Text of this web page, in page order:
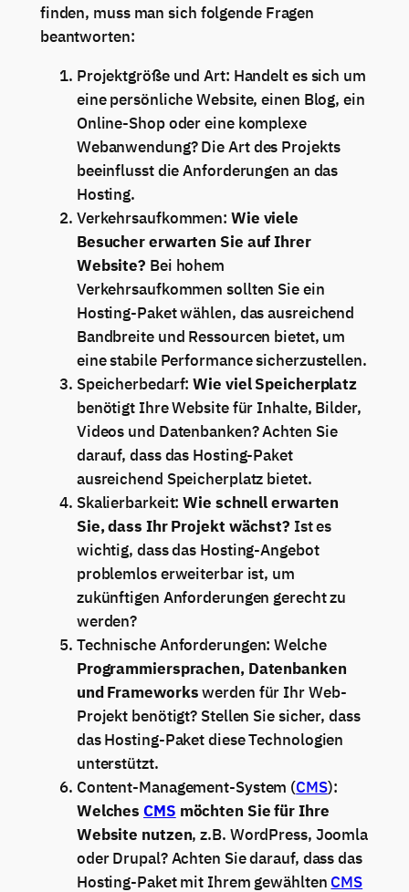
finden, muss man sich folgende Fragen
beantworten:
Projektgröße und Art: Handelt es sich um
eine persönliche Website, einen Blog, ein
Online-Shop oder eine komplexe
Webanwendung? Die Art des Projekts
beeinflusst die Anforderungen an das
Hosting.
Verkehrsaufkommen: Wie viele
Besucher erwarten Sie auf Ihrer
Website? Bei hohem
Verkehrsaufkommen sollten Sie ein
Hosting-Paket wählen, das ausreichend
Bandbreite und Ressourcen bietet, um
eine stabile Performance sicherzustellen.
Speicherbedarf:Wie viel Speicherplatz
benötigt Ihre Website für Inhalte, Bilder,
Videos und Datenbanken? Achten Sie
darauf, dass das Hosting-Paket
ausreichend Speicherplatz bietet.
Skalierbarkeit:Wie schnell erwarten
Sie, dass Ihr Projekt wächst? Ist es
wichtig, dass das Hosting-Angebot
problemlos erweiterbar ist, um
zukünftigen Anforderungen gerecht zu
werden?
Technische Anforderungen: Welche
Programmiersprachen, Datenbanken
und Frameworkswerden für Ihr Web-
Projekt benötigt? Stellen Sie sicher, dass
das Hosting-Paket diese Technologien
unterstützt.
Content-Management-System (CMS):
WelchesCMS möchten Sie für Ihre
Website nutzen, z.B. WordPress, Joomla
oder Drupal? Achten Sie darauf, dass das
Hosting-Paket mit Ihrem gewählten CMS